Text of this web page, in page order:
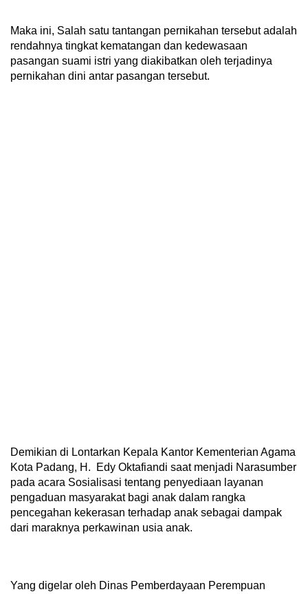
Maka ini, Salah satu tantangan pernikahan tersebut adalah
rendahnya tingkat kematangan dan kedewasaan
pasangan suami istri yang diakibatkan oleh terjadinya
pernikahan dini antar pasangan tersebut.
Demikian di Lontarkan Kepala Kantor Kementerian Agama
Kota Padang, H. Edy Oktafiandi saat menjadi Narasumber
pada acara Sosialisasi tentang penyediaan layanan
pengaduan masyarakat bagi anak dalam rangka
pencegahan kekerasan terhadap anak sebagai dampak
dari maraknya perkawinan usia anak.
Yang digelar oleh Dinas Pemberdayaan Perempuan